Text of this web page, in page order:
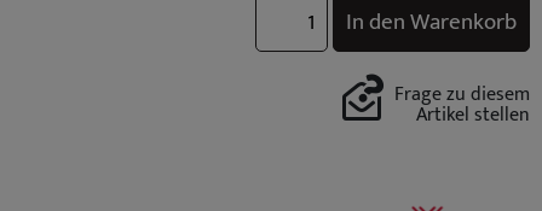
In den Warenkorb
Frage zu diesem
Artikel stellen